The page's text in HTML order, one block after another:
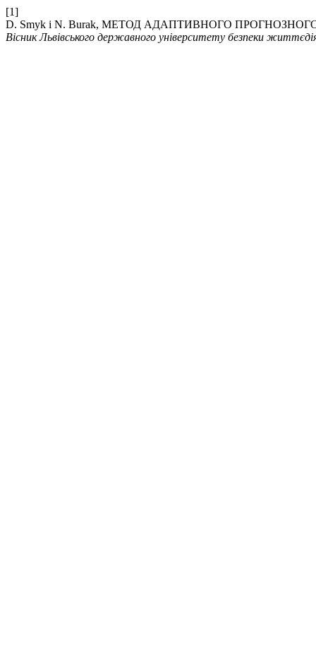
[1]
D. Smyk і N. Burak, МЕТОД АДАПТИВНОГО
Вісник Львівського державного університету безпеки